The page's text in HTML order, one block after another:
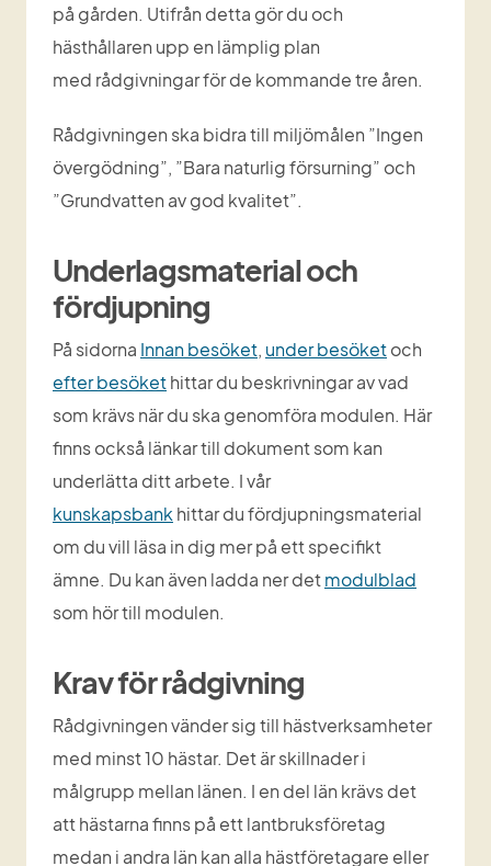
på gården. Utifrån detta gör du och
hästhållaren upp en lämplig plan
med rådgivningar för de kommande tre åren.
Rådgivningen ska bidra till miljömålen ”Ingen
övergödning”, ”Bara naturlig försurning” och
”Grundvatten av god kvalitet”.
Underlagsmaterial och
fördjupning
På sidorna Innan besöket, under besöket
efter besöket hittar du beskrivningar av vad
som krävs när du ska genomföra modulen. Här
finns också länkar till dokument som kan
underlätta ditt arbete. I vår
kunskapsbank hittar du fördjupningsmaterial
om du vill läsa in dig mer på ett specifikt
ämne. Du kan även ladda ner det modulblad
som hör till modulen.
Krav för rådgivning
Rådgivningen vänder sig till hästverksamheter
med minst 10 hästar. Det är skillnader i
målgrupp mellan länen. I en del län krävs det
att hästarna finns på ett lantbruksföretag
medan i andra län kan alla hästföretagare eller